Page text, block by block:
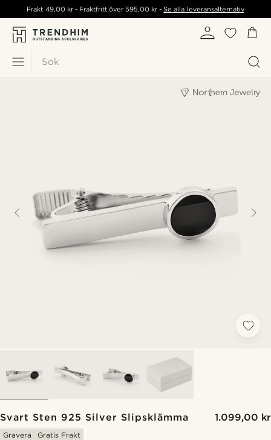
Sök
Frakt 49,00 kr- Fraktfritt över595,00 kr -Se alla leveransalternativ
Svart Sten 925 Silver Slipsklämma 1.099,00 kr
Gravera Gratis Frakt